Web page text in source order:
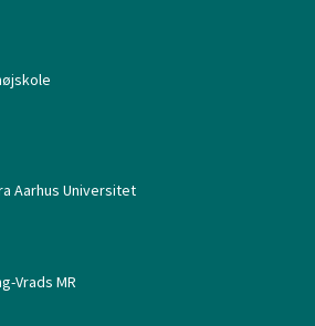
Aarhus Universitet
Vrads MR